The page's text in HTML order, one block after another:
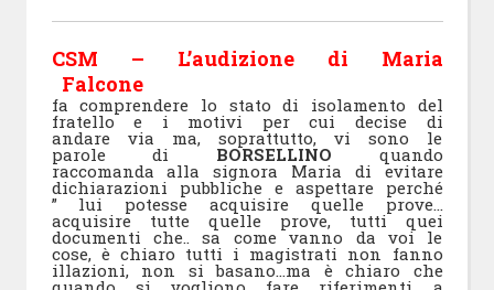
CSM – L’audizione di Maria
Falcone
fa comprendere lo stato di isolamento del
fratello e i motivi per cui decise di
andare via ma, soprattutto, vi sono le
parole di BORSELLINO quando
raccomanda alla signora Maria di evitare
dichiarazioni pubbliche e aspettare perché
” lui potesse acquisire quelle prove…
acquisire tutte quelle prove, tutti quei
documenti che.. sa come vanno da voi le
cose, è chiaro tutti i magistrati non fanno
illazioni, non si basano…ma è chiaro che